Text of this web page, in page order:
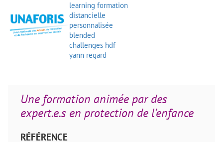
Une formation animée par des
expert.e.s en protection de l’enfance
RÉFÉRENCE